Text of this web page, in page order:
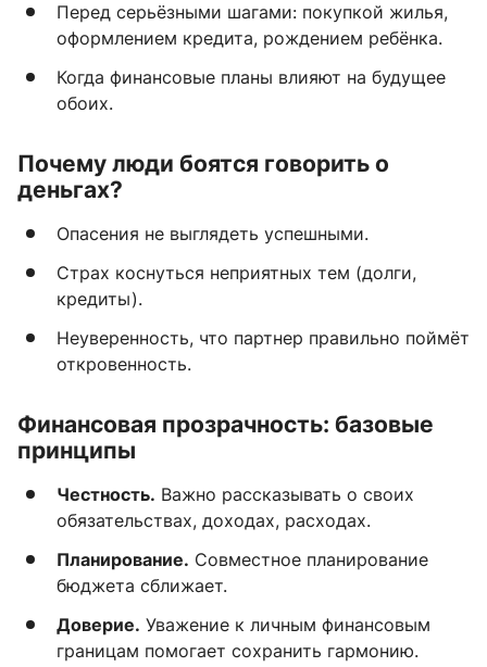
Перед серьёзными шагами: покупкой жилья,
оформлением кредита, рождением ребёнка.
Когда финансовые планы влияют на будущее
обоих.
Почему люди боятся говорить о
деньгах?
Опасения не выглядеть успешными.
Страх коснуться неприятных тем (долги,
кредиты).
Неуверенность, что партнер правильно поймёт
откровенность.
Финансовая прозрачность: базовые
принципы
Честность. Важно рассказывать о своих
обязательствах, доходах, расходах.
Планирование. Совместное планирование
бюджета сближает.
Доверие. Уважение к личным финансовым
границам помогает сохранить гармонию.